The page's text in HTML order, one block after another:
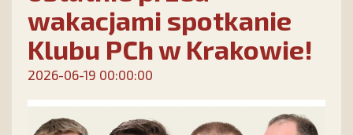
wakacjami spotkanie
Klubu PCh w Krakowie!
2026-06-19 00:00:00